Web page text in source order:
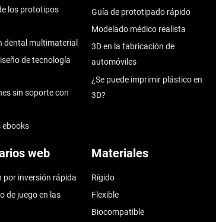
los prototipos
dental multimaterial
de tecnología
sin soporte con
ebooks
Guía de prototipado rápido
Modelado médico realista
3D en la fabricación de
automóviles
¿Se puede imprimir plástico en
3D?
web
por inversión rápida
de juego en las
Materiales
Rígido
Flexible
Biocompatible